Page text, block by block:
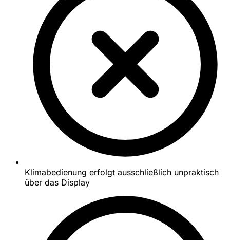
Klimabedienung erfolgt ausschließlich unpraktisch
über das Display